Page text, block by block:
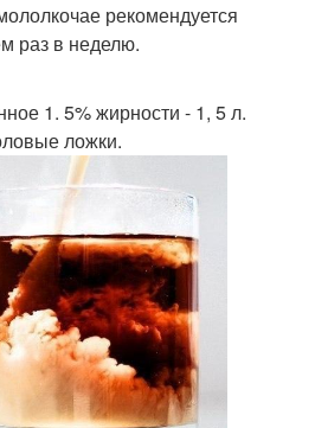
рекомендуется
раз в неделю.
1. 5% жирности - 1, 5 л.
ложки.